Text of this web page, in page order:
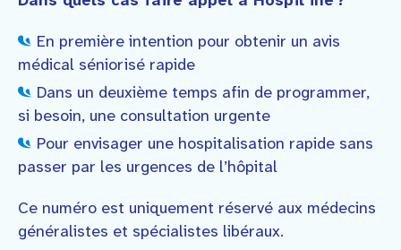
En première intention pour obtenir un avis
médical séniorisé rapide
Dans un deuxième temps afin de programmer,
si besoin, une consultation urgente
Pour envisager une hospitalisation rapide sans
passer par les urgences de l’hôpital
Ce numéro est uniquement réservé aux médecins
généralistes et spécialistes libéraux.